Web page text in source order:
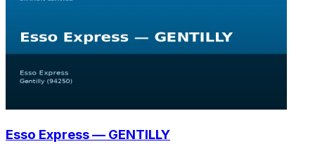
Esso Express — GENTILLY